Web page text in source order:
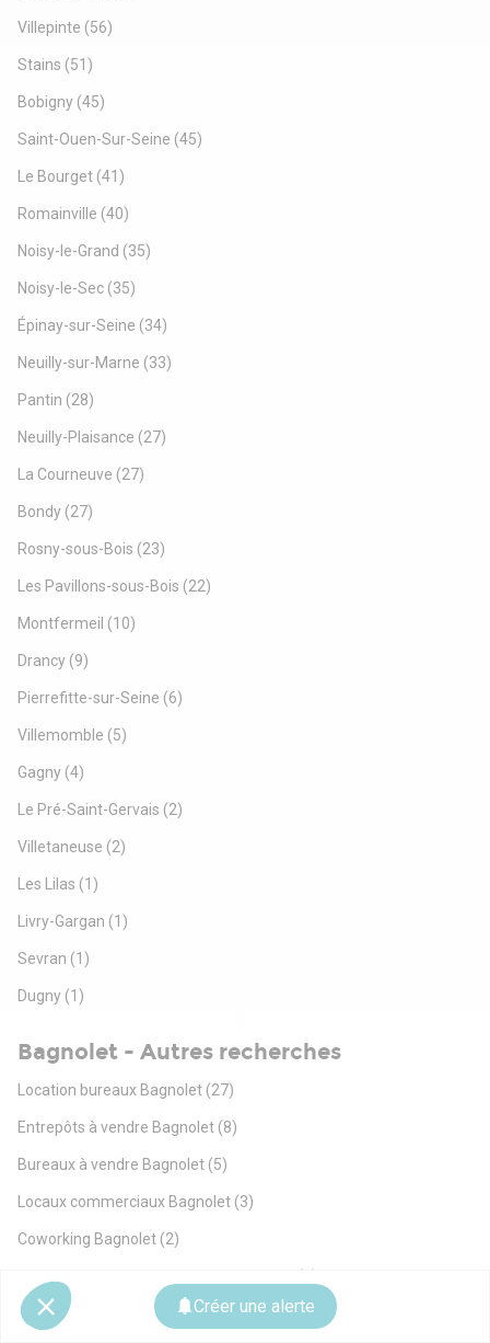
Créer une alerte
Villepinte (56)
Stains (51)
Bobigny (45)
Saint-Ouen-Sur-Seine (45)
Le Bourget (41)
Romainville (40)
Noisy-le-Grand (35)
Noisy-le-Sec (35)
Épinay-sur-Seine (34)
Neuilly-sur-Marne (33)
Pantin (28)
Neuilly-Plaisance (27)
La Courneuve (27)
Bondy (27)
Rosny-sous-Bois (23)
Les Pavillons-sous-Bois (22)
Montfermeil (10)
Drancy (9)
Pierrefitte-sur-Seine (6)
Villemomble (5)
Gagny (4)
Le Pré-Saint-Gervais (2)
Villetaneuse (2)
Les Lilas (1)
Livry-Gargan (1)
Sevran (1)
Dugny (1)
Bagnolet - Autres recherches
Location bureaux Bagnolet (27)
Entrepôts à vendre Bagnolet (8)
Bureaux à vendre Bagnolet (5)
Locaux commerciaux Bagnolet (3)
Coworking Bagnolet (2)